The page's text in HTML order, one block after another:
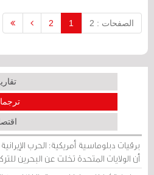
الصفحات : 2 1
2
برقيات دبلوماسية أمريكية: الحرب
أن الولايات المتحدة تخلت عن البحرين